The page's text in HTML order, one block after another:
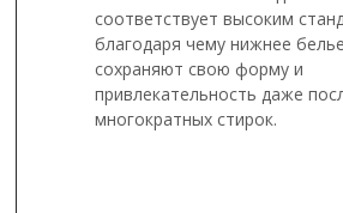
соответствует высоким
благодаря чему нижнее
сохраняют свою форму и
привлекательность даже
многократных стирок.